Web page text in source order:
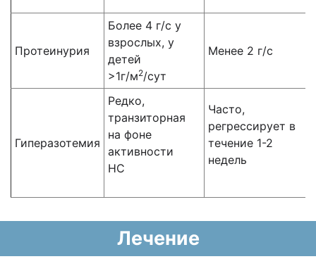
Протеинурия
Более 4 г/с у
взрослых, у
детей
>1г/м2/сут
Менее 2 г/с
Гиперазотемия
Редко,
транзиторная
на фоне
активности
НС
Часто,
регрессирует в
течение 1-2
недель
Лечение